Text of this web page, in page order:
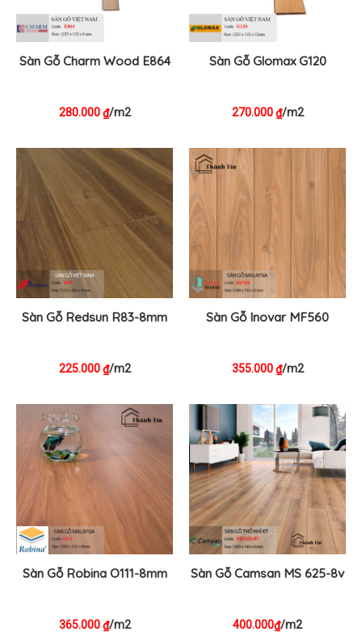
Sàn Gỗ Charm Wood E864
280.000₫/m2
Sàn Gỗ Glomax G120
270.000₫/m2
Sàn Gỗ Redsun R83-8mm
225.000₫/m2
Sàn Gỗ Inovar MF560
355.000₫/m2
Sàn Gỗ Robina O111-8mm
365.000₫/m2
Sàn Gỗ Camsan MS 625-8v
400.000₫/m2